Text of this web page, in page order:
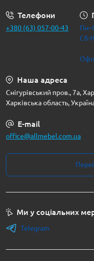
Телефони
+380 (63) 057-00-43
Сб-
Наша адреса
Снігурівський пров., 7а,
Харківська область,
E-mail
office@allmebel.com.ua
Ми у соціальних
Telegram